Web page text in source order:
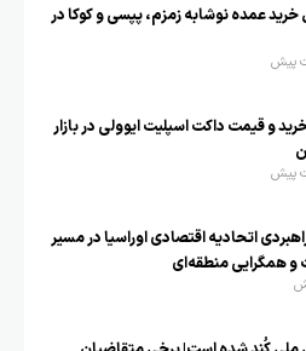
خرید عمده نوشابه زمزم، پپسی و کوکا در
و قیمت داکت اسپلیت ایوولی در بازار
اتحادیه اقتصادی اوراسیا در مسیر
همگرایی منطقه‌ای